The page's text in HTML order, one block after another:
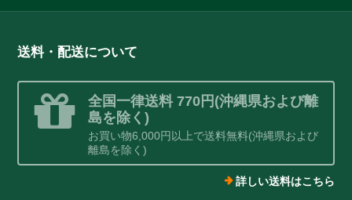
送料・配送について
全国一律送料 770円(沖縄県および離
島を除く)
お買い物6,000円以上で送料無料(沖縄県および
離島を除く)
詳しい送料はこちら